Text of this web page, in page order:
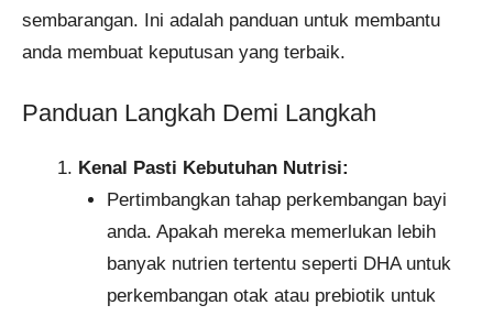
sembarangan. Ini adalah panduan untuk membantu
anda membuat keputusan yang terbaik.
Panduan Langkah Demi Langkah
Kenal Pasti Kebutuhan Nutrisi:
Pertimbangkan tahap perkembangan bayi
anda. Apakah mereka memerlukan lebih
banyak nutrien tertentu seperti DHA untuk
perkembangan otak atau prebiotik untuk